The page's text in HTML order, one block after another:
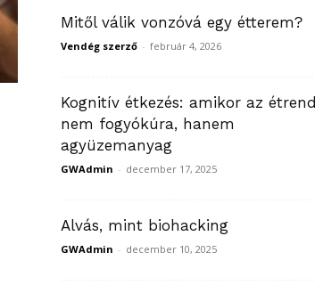
Mitől válik vonzóvá egy étterem?
Vendég szerző - február 4, 2026
Kognitív étkezés: amikor az étrend
nem fogyókúra, hanem
agyüzemanyag
GWAdmin - december 17, 2025
Alvás, mint biohacking
GWAdmin - december 10, 2025